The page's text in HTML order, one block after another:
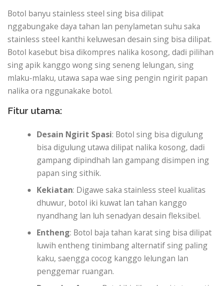
Botol banyu stainless steel sing bisa dilipat
nggabungake daya tahan lan penylametan suhu saka
stainless steel kanthi keluwesan desain sing bisa dilipat.
Botol kasebut bisa dikompres nalika kosong, dadi pilihan
sing apik kanggo wong sing seneng lelungan, sing
mlaku-mlaku, utawa sapa wae sing pengin ngirit papan
nalika ora nggunakake botol.
Fitur utama:
Desain Ngirit Spasi: Botol sing bisa digulung
bisa digulung utawa dilipat nalika kosong, dadi
gampang dipindhah lan gampang disimpen ing
papan sing sithik.
Kekiatan: Digawe saka stainless steel kualitas
dhuwur, botol iki kuwat lan tahan kanggo
nyandhang lan luh senadyan desain fleksibel.
Entheng: Botol baja tahan karat sing bisa dilipat
luwih entheng tinimbang alternatif sing paling
kaku, saengga cocog kanggo lelungan lan
penggemar ruangan.